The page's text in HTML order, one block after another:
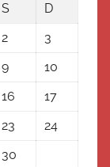
S
D
2
3
9
10
16
17
23
24
30